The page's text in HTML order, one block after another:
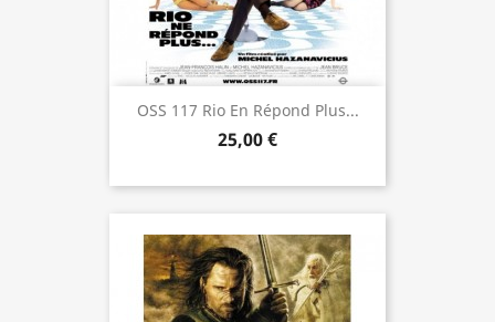
OSS 117 Rio En Répond Plus...
25,00 €